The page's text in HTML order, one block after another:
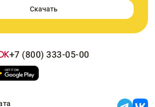
Скачать
+7 (800) 333-05-00